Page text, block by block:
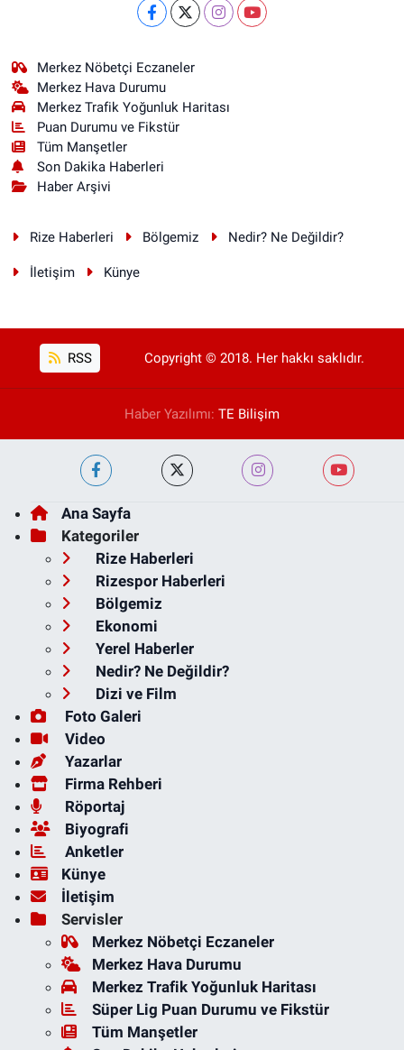
Merkez Nöbetçi Eczaneler
Merkez Hava Durumu
Merkez Trafik Yoğunluk Haritası
Puan Durumu ve Fikstür
Tüm Manşetler
Son Dakika Haberleri
Haber Arşivi
Rize Haberleri Bölgemiz Nedir? Ne Değildir?
İletişim Künye
RSS Copyright © 2018. Her hakkı saklıdır.
Haber Yazılımı: TE Bilişim
Ana Sayfa
Kategoriler
Rize Haberleri
Rizespor Haberleri
Bölgemiz
Ekonomi
Yerel Haberler
Nedir? Ne Değildir?
Dizi ve Film
Foto Galeri
Video
Yazarlar
Firma Rehberi
Röportaj
Biyografi
Anketler
Künye
İletişim
Servisler
Merkez Nöbetçi Eczaneler
Merkez Hava Durumu
Merkez Trafik Yoğunluk Haritası
Süper Lig Puan Durumu ve Fikstür
Tüm Manşetler